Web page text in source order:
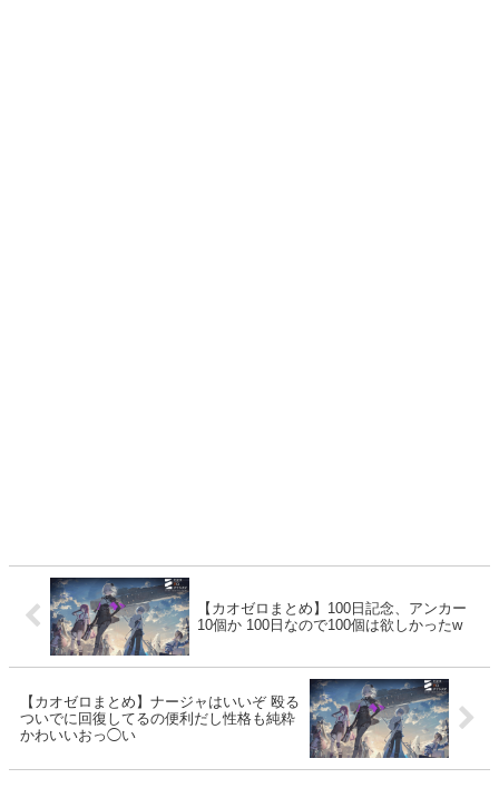
【カオゼロまとめ】100日記念、アンカー
10個か 100日なので100個は欲しかったw
【カオゼロまとめ】ナージャはいいぞ 殴る
ついでに回復してるの便利だし性格も純粋
かわいいおっ◯い